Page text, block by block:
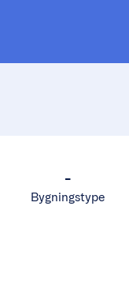
-
Bygningstype